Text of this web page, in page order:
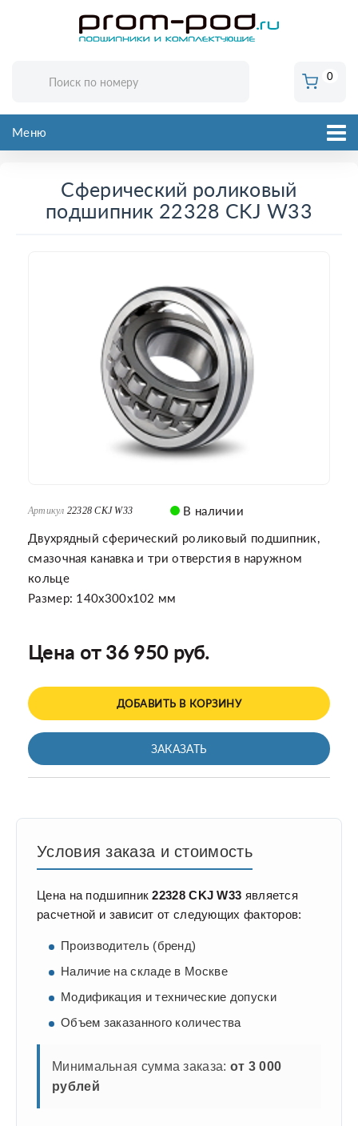
0
Меню
Сферический роликовый
подшипник 22328 CKJ W33
Артикул 22328 CKJ W33
В наличии
Двухрядный сферический роликовый подшипник,
смазочная канавка и три отверстия в наружном
кольце
Размер: 140x300x102 мм
Цена от 36 950 руб.
ДОБАВИТЬ В КОРЗИНУ
ЗАКАЗАТЬ
Условия заказа и стоимость
Цена на подшипник22328 CKJ W33 является
расчетной и зависит от следующих факторов:
Производитель (бренд)
Наличие на складе в Москве
Модификация и технические допуски
Объем заказанного количества
Минимальная сумма заказа: от 3 000
рублей